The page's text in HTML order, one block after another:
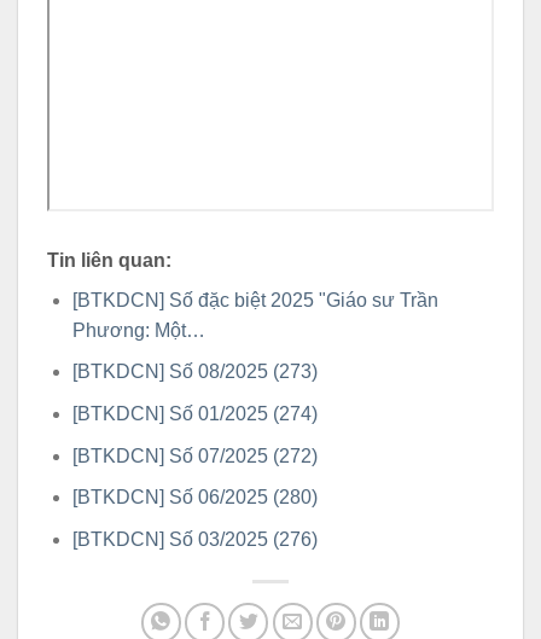
Tin liên quan:
[BTKDCN] Số đặc biệt 2025 "Giáo sư Trần
Phương: Một…
[BTKDCN] Số 08/2025 (273)
[BTKDCN] Số 01/2025 (274)
[BTKDCN] Số 07/2025 (272)
[BTKDCN] Số 06/2025 (280)
[BTKDCN] Số 03/2025 (276)